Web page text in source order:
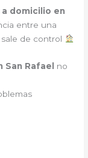
domicilio en
entre una
de control
San Rafael no